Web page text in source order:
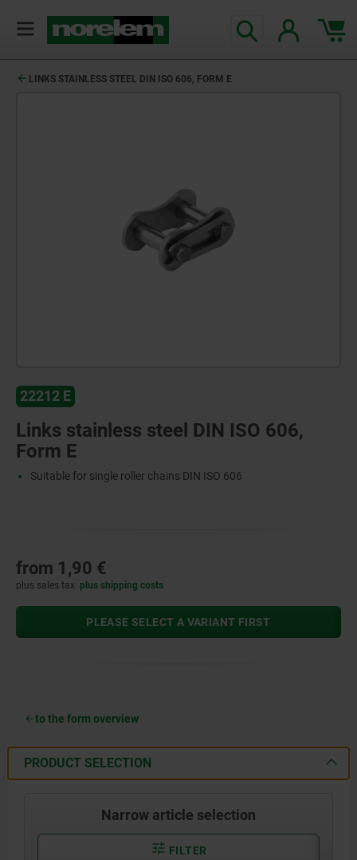
LINKS STAINLESS STEEL DIN ISO 606, FORM E
22212 E
Links stainless steel DIN ISO 606,
Form E
Suitable for single roller chains DIN ISO 606
from 1,90 €
plus sales tax plus shipping costs
PLEASE SELECT A VARIANT FIRST
to the form overview
PRODUCT SELECTION
Narrow article selection
FILTER